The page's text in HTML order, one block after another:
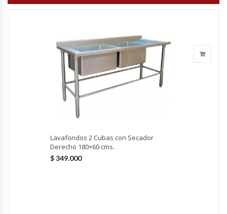
Fabricadoras De Hielo
Formadora De Pizza
Freidoras Industriales
Granizadoras
Lavafondos 2 Cubas con Secador
Derecho 180×60 cms.
$349.000